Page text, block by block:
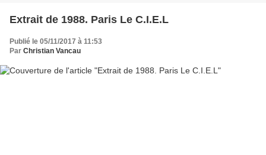
Extrait de 1988. Paris Le C.I.E.L
Publié le 05/11/2017 à 11:53
Par Christian Vancau